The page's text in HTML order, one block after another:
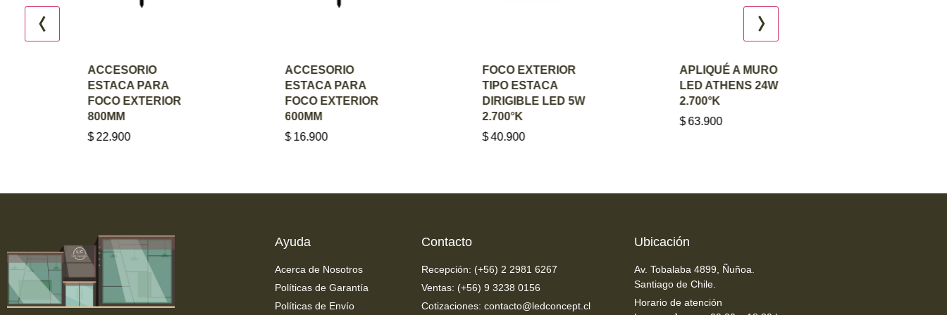
AGREGAR AL
CARRITO
ACCESORIO
ESTACA PARA
FOCO EXTERIOR
800MM
22.900
AGREGAR AL
CARRITO
ACCESORIO
ESTACA PARA
FOCO EXTERIOR
600MM
16.900
AGREGAR AL
CARRITO
FOCO EXTERIOR
TIPO ESTACA
DIRIGIBLE LED 5W
2.700°K
40.900
AGREGAR AL
CARRITO
APLIQUÉ A MURO
LED ATHENS 24W
2.700°K
63.900
Ayuda
Acerca de Nosotros
Políticas de Garantía
Políticas de Envío
Contacto
Recepción: (+56) 2 2981 6267
Ventas: (+56) 9 3238 0156
Cotizaciones: contacto@ledconcept.cl
Ubicación
Av. Tobalaba 4899, Ñuñoa.
Santiago de Chile.
Horario de atención